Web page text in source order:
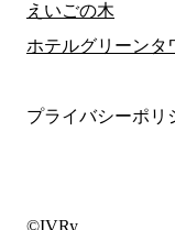
えいごの木
ホテルグリーンタ
プライバシーポリ
©IVRy